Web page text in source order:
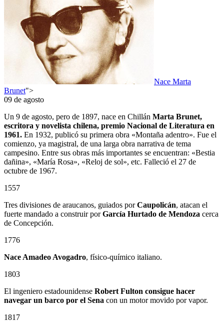
Nace Marta
Brunet">
09 de agosto
Un 9 de agosto, pero de 1897, nace en Chillán Marta Brunet,
escritora y novelista chilena, premio Nacional de Literatura en
1961. En 1932, publicó su primera obra «Montaña adentro». Fue el
comienzo, ya magistral, de una larga obra narrativa de tema
campesino. Entre sus obras más importantes se encuentran: «Bestia
dañina», «María Rosa», «Reloj de sol», etc. Falleció el 27 de
octubre de 1967.
1557
Tres divisiones de araucanos, guiados porCaupolicán, atacan el
fuerte mandado a construir porGarcía Hurtado de Mendoza cerca
de Concepción.
1776
Nace Amadeo Avogadro, físico-químico italiano.
1803
El ingeniero estadounidense Robert Fulton consigue hacer
navegar un barco por el Sena con un motor movido por vapor.
1817